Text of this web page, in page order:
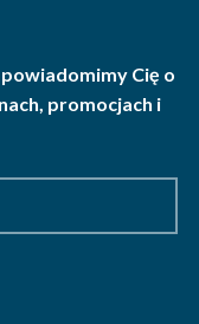
Cię o
promocjach i